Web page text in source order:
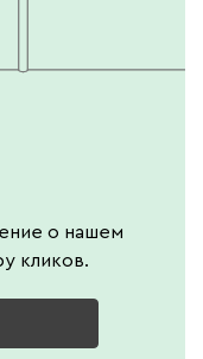
о нашем
кликов.